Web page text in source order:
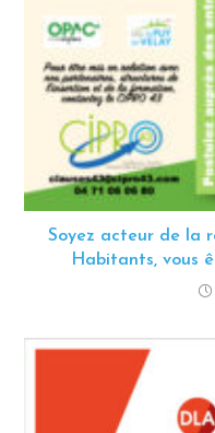
Soyez acteur de la
Habitants, vous